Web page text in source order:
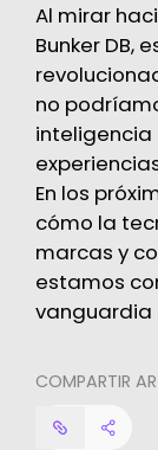
Al mirar
Bunker DB,
no
En los
cómo la
marcas y
estamos
vanguardia
COMPARTIR